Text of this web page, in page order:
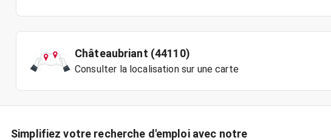
Châteaubriant (44110)
Consulter la localisation sur une carte
Simplifiez votre recherche d'emploi avec notre